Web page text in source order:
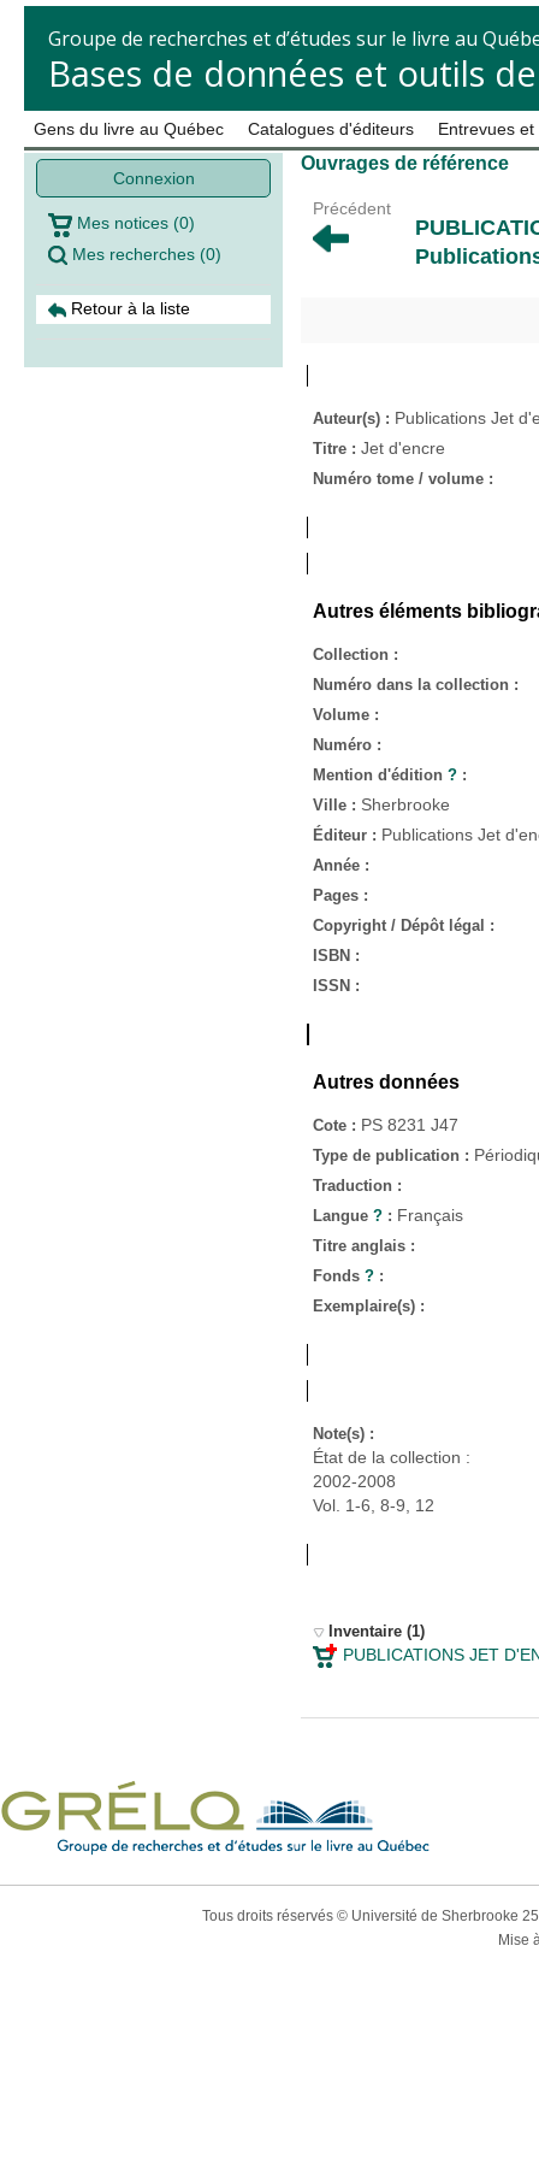
Groupe de recherches et d’études sur le livre au
Bases de données et outils
Gens du livre au Québec Catalogues d'éditeurs Entrevues
Connexion
Mes notices (0)
Mes recherches (0)
Retour à la liste
Ouvrages de référence
Précédent
Auteur(s) : Publications Jet
Titre : Jet d'encre
Numéro tome / volume :
Autres éléments
Collection :
Numéro dans la collection :
Volume :
Numéro :
Mention d'édition ? :
Ville : Sherbrooke
Éditeur : Publications Jet
Année :
Pages :
Copyright / Dépôt légal :
ISBN :
ISSN :
Autres données
Cote : PS 8231 J47
Type de publication :
Traduction :
Langue ? : Français
Titre anglais :
Fonds ? :
Exemplaire(s) :
Note(s) :
État de la collection :
2002-2008
Vol. 1-6, 8-9, 12
Inventaire (1)
PUBLICATIONS JET
Tous droits réservés © Université de Sherbrooke
Mise